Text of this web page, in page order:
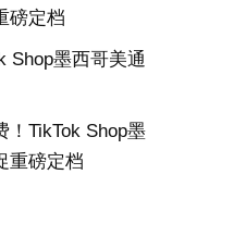
磅定档
Shop墨西哥美通
！TikTok Shop墨
重磅定档